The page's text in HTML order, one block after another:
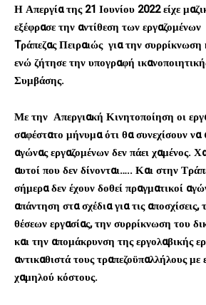
Η Απεργία της 21 Ιουνίου 2022 είχε
εξέφρασε την αντίθεση των
Tράπεζας Πειραιώς για την συρρίκνωση
ενώ ζήτησε την υπογραφή
Συμβάσης.
Με την Απεργιακή Κινητοποίηση οι
σαφέστατο μήνυμα ότι θα συνεχίσουν να
αγώνας εργαζομένων δεν πάει χαμένος.
αυτοί που δεν δίνονται….. Και στην
σήμερα δεν έχουν δοθεί πραγματικοί
απάντηση στα σχέδια για τις
θέσεων εργασίας, την συρρίκνωση του
και την απομάκρυνση της εργολαβικής
αντικαθιστά τους τραπεζοϋπαλλήλους με
χαμηλού κόστους.